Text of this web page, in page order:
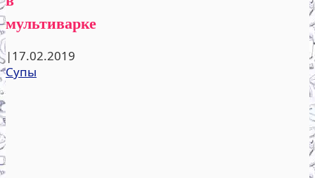
мультиварке
|17.02.2019
Супы